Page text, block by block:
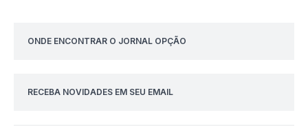
ONDE ENCONTRAR O JORNAL OPÇÃO
RECEBA NOVIDADES EM SEU EMAIL